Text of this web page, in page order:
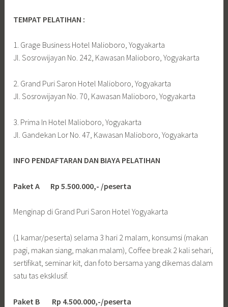
TEMPAT PELATIHAN :
1. Grage Business Hotel Malioboro, Yogyakarta
Jl. Sosrowijayan No. 242, Kawasan Malioboro, Yogyakarta
2. Grand Puri Saron Hotel Malioboro, Yogyakarta
Jl. Sosrowijayan No. 70, Kawasan Malioboro, Yogyakarta
3. Prima In Hotel Malioboro, Yogyakarta
Jl. Gandekan Lor No. 47, Kawasan Malioboro, Yogyakarta
INFO PENDAFTARAN DAN BIAYA PELATIHAN
Paket A Rp 5.500.000,- /peserta
Menginap di Grand Puri Saron Hotel Yogyakarta
(1 kamar/peserta) selama 3 hari 2 malam, konsumsi (makan
pagi, makan siang, makan malam), Coffee break 2 kali sehari,
sertifikat, seminar kit, dan foto bersama yang dikemas dalam
satu tas eksklusif.
Paket B Rp 4.500.000,-/peserta